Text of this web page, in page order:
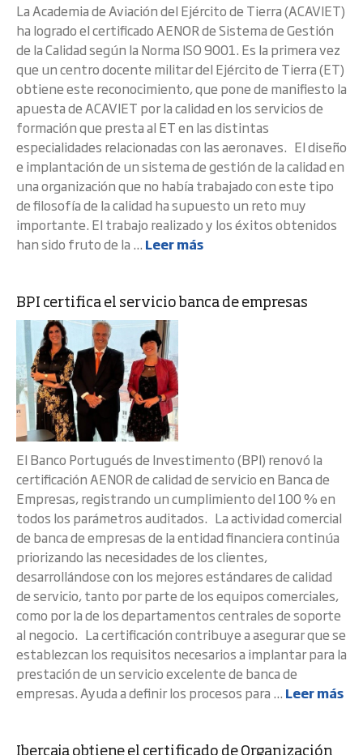
La Academia de Aviación del Ejército de Tierra (ACAVIET)
ha logrado el certificado AENOR de Sistema de Gestión
de la Calidad según la Norma ISO 9001. Es la primera vez
que un centro docente militar del Ejército de Tierra (ET)
obtiene este reconocimiento, que pone de manifiesto la
apuesta de ACAVIET por la calidad en los servicios de
formación que presta al ET en las distintas
especialidades relacionadas con las aeronaves. El diseño
e implantación de un sistema de gestión de la calidad en
una organización que no había trabajado con este tipo
de filosofía de la calidad ha supuesto un reto muy
importante. El trabajo realizado y los éxitos obtenidos
han sido fruto de la ... Leer más
BPI certifica el servicio banca de empresas
El Banco Portugués de Investimento (BPI) renovó la
certificación AENOR de calidad de servicio en Banca de
Empresas, registrando un cumplimiento del 100 % en
todos los parámetros auditados. La actividad comercial
de banca de empresas de la entidad financiera continúa
priorizando las necesidades de los clientes,
desarrollándose con los mejores estándares de calidad
de servicio, tanto por parte de los equipos comerciales,
como por la de los departamentos centrales de soporte
al negocio. La certificación contribuye a asegurar que se
establezcan los requisitos necesarios a implantar para la
prestación de un servicio excelente de banca de
empresas. Ayuda a definir los procesos para ... Leer más
Ibercaja obtiene el certificado de Organización